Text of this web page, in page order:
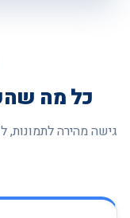
כל מה
גישה מהירה לתמונות,